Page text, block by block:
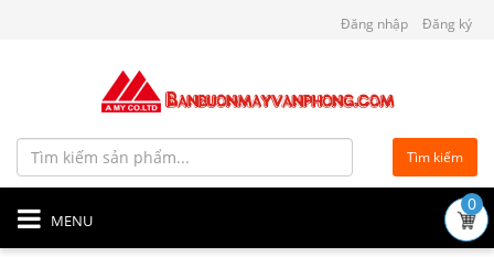
Đăng nhập Đăng ký
Tìm kiếm
MENU
0